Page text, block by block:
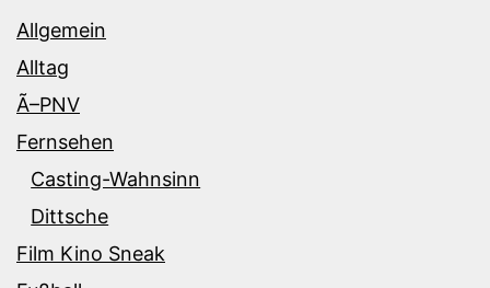
Allgemein
Alltag
Ã–PNV
Fernsehen
Casting-Wahnsinn
Dittsche
Film Kino Sneak